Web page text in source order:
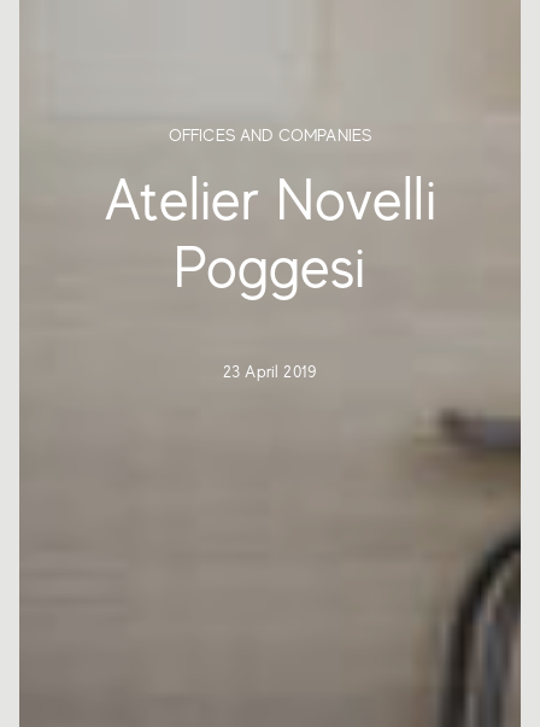
OFFICES AND COMPANIES
Atelier Novelli
Poggesi
23 April 2019